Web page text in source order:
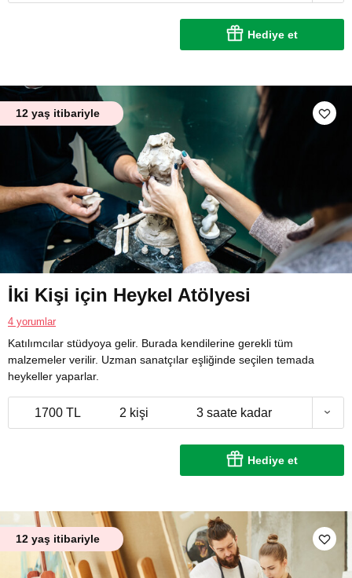
Hediye et
12 yaş itibariyle
İki Kişi için Heykel Atölyesi
4 yorumlar
Katılımcılar stüdyoya gelir. Burada kendilerine gerekli tüm
malzemeler verilir. Uzman sanatçılar eşliğinde seçilen temada
heykeller yaparlar.
1700 TL 2 kişi 3 saate kadar
Hediye et
12 yaş itibariyle